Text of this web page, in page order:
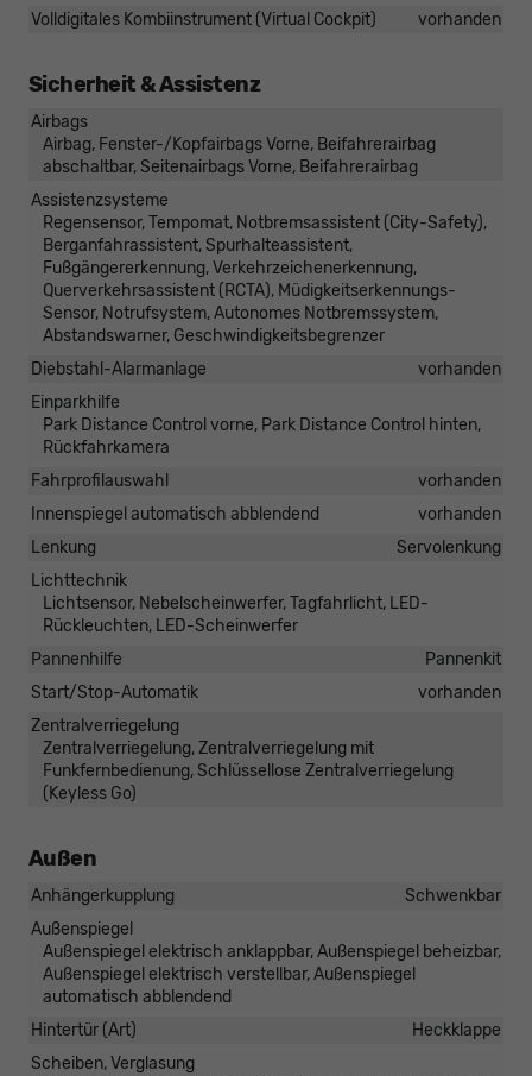
Volldigitales Kombiinstrument (Virtual Cockpit)
vorhanden
Sicherheit & Assistenz
Airbags
Airbag, Fenster-/Kopfairbags Vorne, Beifahrerairbag
abschaltbar, Seitenairbags Vorne, Beifahrerairbag
Assistenzsysteme
Regensensor, Tempomat, Notbremsassistent (City-Safety),
Berganfahrassistent, Spurhalteassistent,
Fußgängererkennung, Verkehrzeichenerkennung,
Querverkehrsassistent (RCTA), Müdigkeitserkennungs-
Sensor, Notrufsystem, Autonomes Notbremssystem,
Abstandswarner, Geschwindigkeitsbegrenzer
Diebstahl-Alarmanlage
vorhanden
Einparkhilfe
Park Distance Control vorne, Park Distance Control hinten,
Rückfahrkamera
Fahrprofilauswahl
vorhanden
Innenspiegel automatisch abblendend
vorhanden
Lenkung
Servolenkung
Lichttechnik
Lichtsensor, Nebelscheinwerfer, Tagfahrlicht, LED-
Rückleuchten, LED-Scheinwerfer
Pannenhilfe
Pannenkit
Start/Stop-Automatik
vorhanden
Zentralverriegelung
Zentralverriegelung, Zentralverriegelung mit
Funkfernbedienung, Schlüssellose Zentralverriegelung
(Keyless Go)
Außen
Anhängerkupplung
Schwenkbar
Außenspiegel
Außenspiegel elektrisch anklappbar, Außenspiegel beheizbar,
Außenspiegel elektrisch verstellbar, Außenspiegel
automatisch abblendend
Hintertür (Art)
Heckklappe
Scheiben, Verglasung